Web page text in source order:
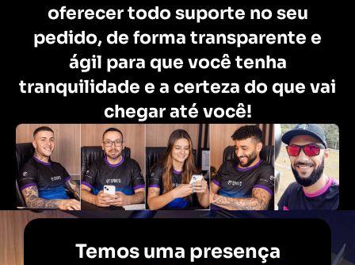
oferecer todo suporte no seu
pedido, de forma transparente e
ágil para que você tenha
tranquilidade e a certeza do que vai
chegar até você!
Temos uma presença